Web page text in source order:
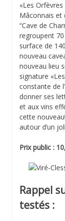
«Les
Mâconnais et
“Cave de
regroupent
surface de
nouveau
nouveau lieu
signature
constante de
donner ses
et aux vins
cette
autour d’un
Prix public :
Rappel
testés :